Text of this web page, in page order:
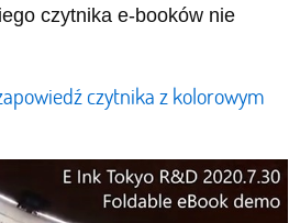
czytnika e-booków nie
czytnika z kolorowym